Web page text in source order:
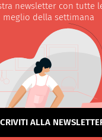
newsletter con tutte
meglio della settimana
ALLA